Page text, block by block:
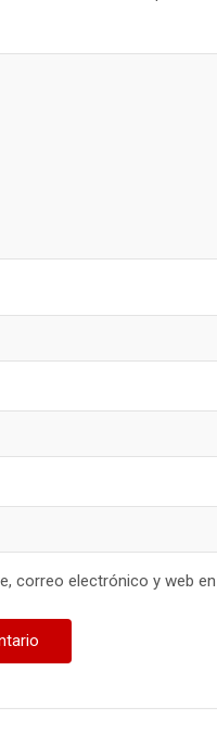
correo electrónico y web